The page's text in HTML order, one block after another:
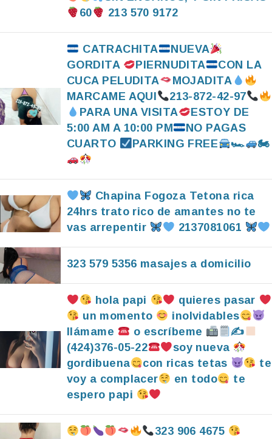
60
213 570 9172
CATRACHITA
NUEVA
GORDITA
PIERNUDITA
CON LA
CUCA PELUDITA
MOJADITA
MARCAME AQUI
213-872-42-97
PARA UNA VISITA
ESTOY DE
5:00 AM A 10:00 PM
NO PAGAS
CUARTO
PARKING FREE 🏎 🏍
Chapina Fogoza Tetona rica
24hrs trato rico de amantes no te
vas arrepentir
2137081061
323 579 5356 masajes a domicilio
hola papi
quieres pasar
un momento
inolvidables
llámame
o escríbeme
✍
(424)376-05-22
soy nueva
gordibuena
con ricas tetas
te
voy a complacer
en todo
te
espero papi
323 906 4675